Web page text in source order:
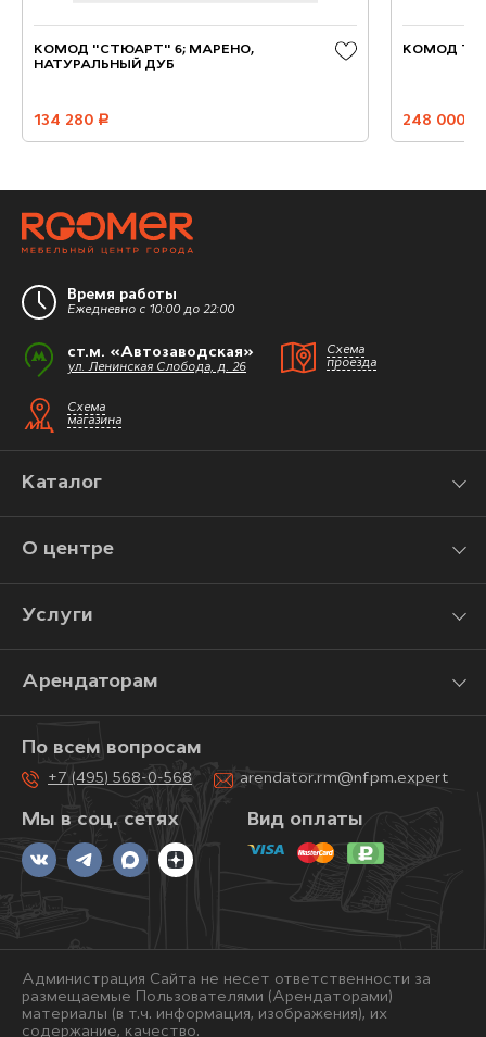
КОМОД "СТЮАРТ" 6; МАРЕНО,
НАТУРАЛЬНЫЙ ДУБ
134 280 руб.
КОМОД
248 000
Время работы
Ежедневно с 10:00 до 22:00
ст.м. «Автозаводская»
ул. Ленинская Слобода, д. 26
Схема
проезда
Схема
магазина
Каталог
О центре
Услуги
Арендаторам
Мы в соц. сетях
По всем вопросам
+7 (495) 568-0-568 arendator.rm@nfpm.expert
Вид оплаты
Администрация Сайта не несет ответственности за
размещаемые Пользователями (Арендаторами)
материалы (в т.ч. информация, изображения), их
содержание, качество.